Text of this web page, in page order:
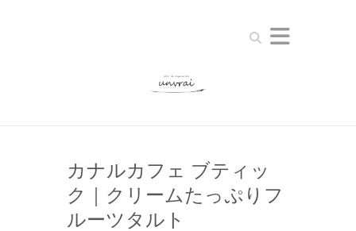
Search
カナルカフェ ブティッ
ク｜クリームたっぷりフ
ルーツタルト